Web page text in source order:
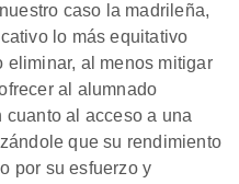
caso la madrileña,
lo más equitativo
eliminar, al menos mitigar
al alumnado
al acceso a una
que su rendimiento
por su esfuerzo y